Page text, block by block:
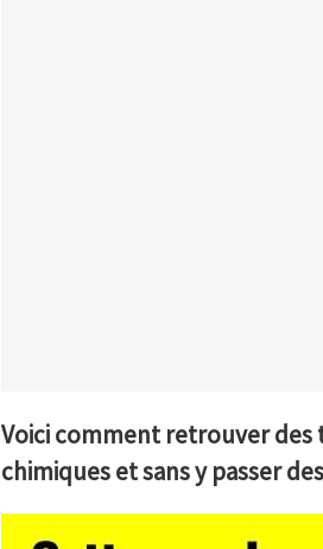
Voici comment retrouver
chimiques et sans y passer